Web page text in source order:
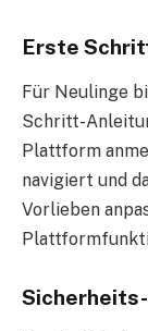
Erste
Für Neulinge
Schritt-
Plattform
navigiert und
Vorlieben